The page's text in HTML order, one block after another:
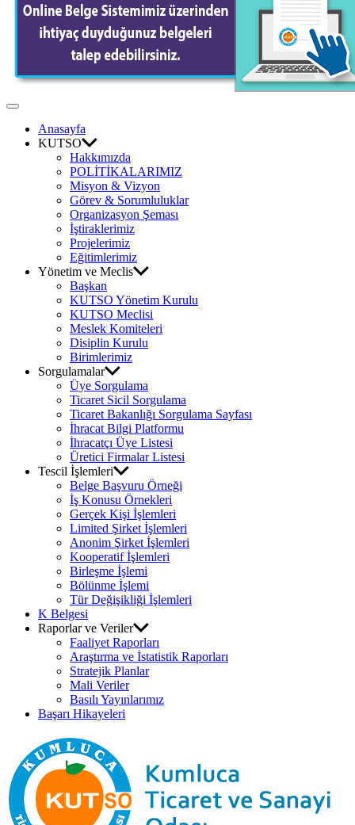
Odası
Off
CanvasAnasayfa
KUTSO
Hakkımızda
POLİTİKALARIMIZ
Misyon & Vizyon
Görev & Sorumluluklar
Organizasyon Şeması
İştiraklerimiz
Projelerimiz
Eğitimlerimiz
Yönetim ve Meclis
Başkan
KUTSO Yönetim Kurulu
KUTSO Meclisi
Meslek Komiteleri
Disiplin Kurulu
Birimlerimiz
Sorgulamalar
Üye Sorgulama
Ticaret Sicil Sorgulama
Ticaret Bakanlığı Sorgulama Sayfası
İhracat Bilgi Platformu
İhracatçı Üye Listesi
Üretici Firmalar Listesi
Tescil İşlemleri
Belge Başvuru Örneği
İş Konusu Örnekleri
Gerçek Kişi İşlemleri
Limited Şirket İşlemleri
Anonim Şirket İşlemleri
Kooperatif İşlemleri
Birleşme İşlemi
Bölünme İşlemi
Tür Değişikliği İşlemleri
K Belgesi
Raporlar ve Veriler
Faaliyet Raporları
Araştırma ve İstatistik Raporları
Stratejik Planlar
Mali Veriler
Basılı Yayınlarımız
Başarı Hikayeleri